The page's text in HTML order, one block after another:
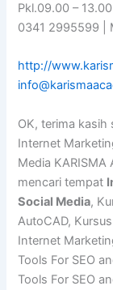
Pkl.09.00 – 13.00
0341 2995599 |
http://
OK, terima
Internet
Media
mencari tempat
Social Media,
AutoCAD,
Internet
Tools For SEO
Tools For SEO